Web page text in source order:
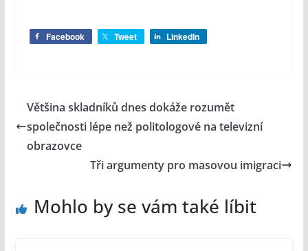
Facebook Tweet LinkedIn
Většina skladníků dnes dokáže rozumět
společnosti lépe než politologové na televizní
obrazovce
Tři argumenty pro masovou imigraci
Mohlo by se vám také líbit